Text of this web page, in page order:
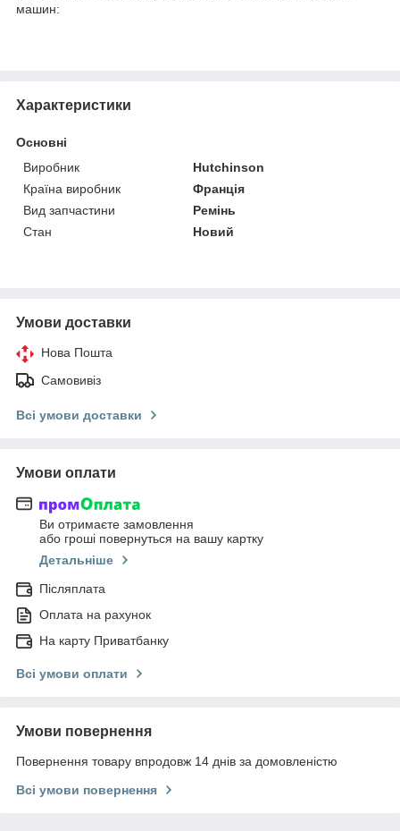
машин:
Характеристики
Основні
Виробник
Hutchinson
Країна виробник
Франція
Вид запчастини
Ремінь
Стан
Новий
Умови доставки
Нова Пошта
Самовивіз
Всі умови доставки
Умови оплати
Ви отримаєте замовлення
або гроші повернуться на вашу картку
Детальніше
Післяплата
Оплата на рахунок
На карту Приватбанку
Всі умови оплати
Умови повернення
Повернення товару впродовж 14 днів за домовленістю
Всі умови повернення